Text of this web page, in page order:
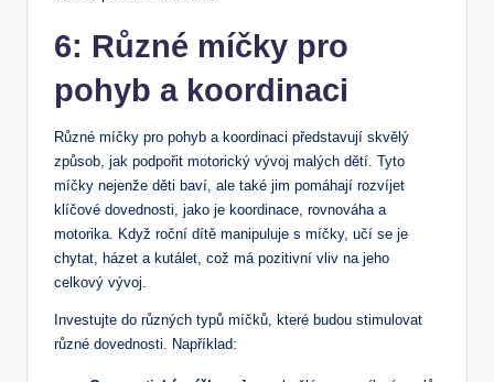
6: Různé míčky pro⁤
pohyb a koordinaci
Různé míčky ‍pro pohyb a⁣ koordinaci představují skvělý
způsob, jak podpořit motorický vývoj malých‌ dětí. Tyto
míčky nejenže děti‍ baví, ale také⁤ jim pomáhají rozvíjet
‍klíčové dovednosti, jako je koordinace, rovnováha a
motorika. Když roční dítě manipuluje⁣ s míčky, učí se je
chytat, ⁢házet a kutálet, což má​ pozitivní vliv na jeho
celkový vývoj.
Investujte do‌ různých typů ⁢míčků, které budou stimulovat
různé dovednosti. Například: